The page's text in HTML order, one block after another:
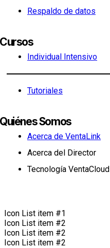
Respaldo de datos
Cursos
Individual Intensivo
Tutoriales
Quiénes Somos
Acerca de VentaLink
Acerca del Director
Tecnología VentaCloud
Icon List item #1
Icon List item #2
Icon List item #2
Icon List item #2